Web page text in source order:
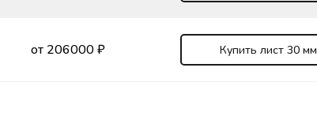
от 206000 ₽ Купить лист 30 мм